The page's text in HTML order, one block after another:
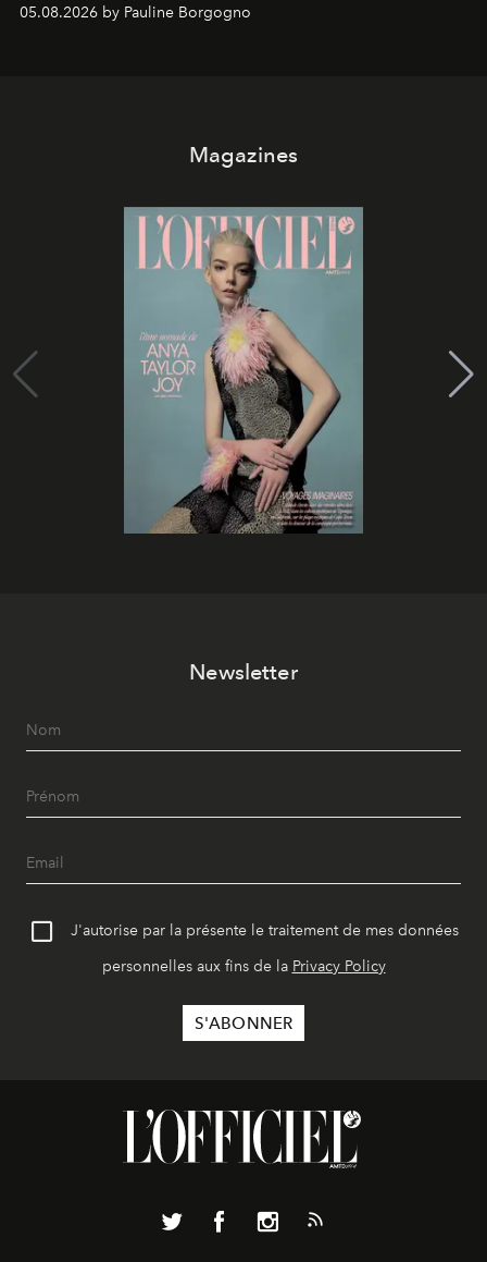
05.08.2026 by Pauline Borgogno
Magazines
Newsletter
J'autorise par la présente le traitement de mes données
personnelles aux fins de la Privacy Policy